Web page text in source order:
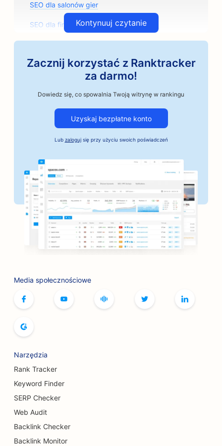
SEO dla salonów gier
SEO dla firm architektonicznych
SEO dla sklepów z częściami samochodowymi
SEO dla firm motoryzacyjnych
Pozycjonowanie dla usług kaucji
SEO dla banków
SEO dla piekarni
SEO dla salonów fryzjerskich
SEO dla butików
SEO dla usług związanych z botoksem i
SEO dla kawiarni z grami planszowymi
SEO dla browarów
Pozycjonowanie usług powiększania piersi
SEO dla burger trucków
SEO dla chirurgów oparzeń
Kontynuuj czytanie
Zacznij korzystać z Ranktracker
za darmo!
Dowiedz się, co spowalnia Twoją witrynę w rankingu
Uzyskaj bezpłatne konto
Lub zalogujsię przy użyciu swoich poświadczeń
Media społecznościowe
Narzędzia
Rank Tracker
Keyword Finder
SERP Checker
Web Audit
Backlink Checker
Backlink Monitor